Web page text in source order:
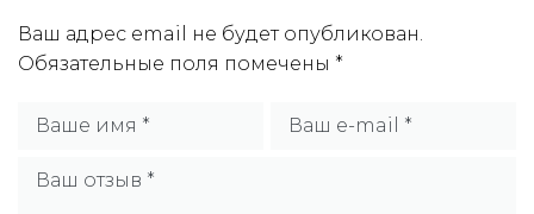
Ваш адрес email не будет опубликован.
Обязательные поля помечены *